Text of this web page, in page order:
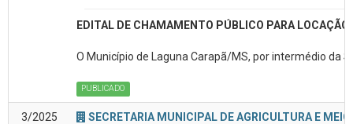
EDITAL DE CHAMAMENTO PÚBLICO PARA
O Município de Laguna Carapã/MS, por intermédio da
PUBLICADO
3/2025 SECRETARIA MUNICIPAL DE AGRICULTURA E